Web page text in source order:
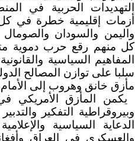
التهديدات الحربية في
أزمات إقليمية خطرة في
واليمن والسودان
كل منهم رقع حرب دموية
المفاهيم السياسية
سلبا على توازن المصالح
مأزق خانق وهروب إلى الأمام
يكمن المأزق الأمريكي
وبيروقراطية التفكير
الدعاية السياسية
والعسكري في العراق